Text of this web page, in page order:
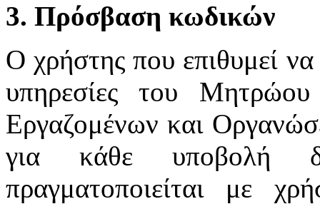
3. Πρόσβαση κωδικών
Ο χρήστης που επιθυμεί να
υπηρεσίες του Μητρώου
Εργαζομένων και
για κάθε υποβολή
πραγματοποιείται με